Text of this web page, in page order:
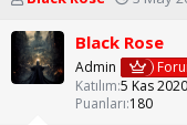
n
u
y
ş
l
a
n
Black Rose
Admin
Katılım 5 Kas 2020
Puanları 180